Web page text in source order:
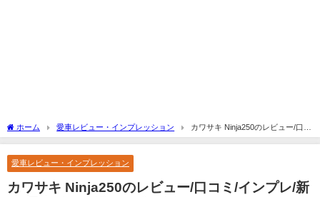
ホーム 愛車レビュー・インプレッション
カワサキ Ninja250のレビュー/口コ
ミ/インプレ/新車/価格【ユーザーレポート】
愛車レビュー・インプレッション
カワサキ Ninja250のレビュー/口コミ/インプレ/新